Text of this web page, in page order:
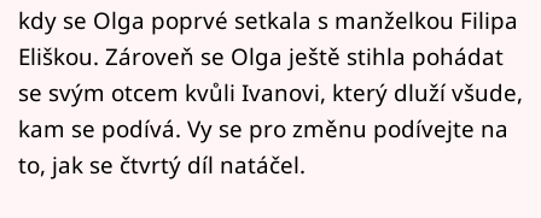
Mámy sobě
Přihlášení
Sledujte nás
kdy se Olga poprvé setkala s manželkou Filipa
Eliškou. Zároveň se Olga ještě stihla pohádat
se svým otcem kvůli Ivanovi, který dluží všude,
kam se podívá. Vy se pro změnu podívejte na
to, jak se čtvrtý díl natáčel.